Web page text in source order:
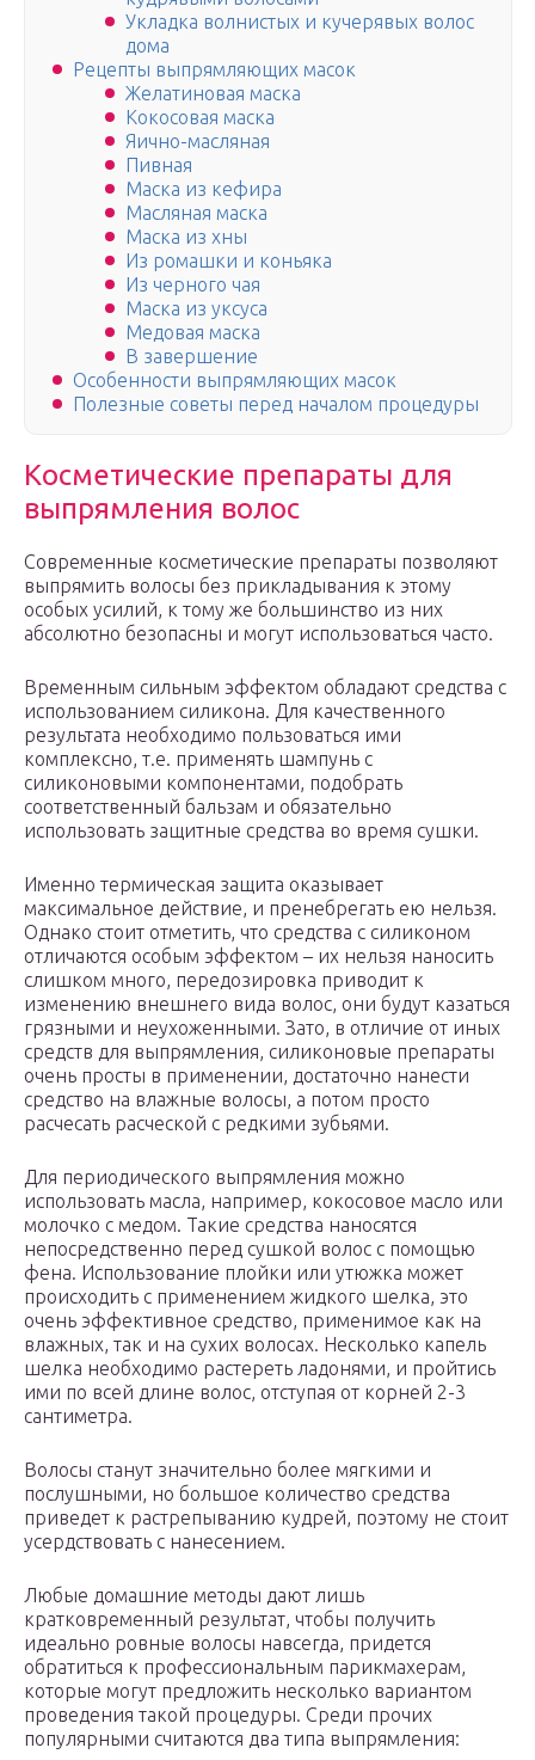
Укладка волнистых и кучерявых волос
дома
Рецепты выпрямляющих масок
Желатиновая маска
Кокосовая маска
Яично-масляная
Пивная
Маска из кефира
Масляная маска
Маска из хны
Из ромашки и коньяка
Из черного чая
Маска из уксуса
Медовая маска
В завершение
Особенности выпрямляющих масок
Полезные советы перед началом процедуры
Косметические препараты для
выпрямления волос
Современные косметические препараты позволяют
выпрямить волосы без прикладывания к этому
особых усилий, к тому же большинство из них
абсолютно безопасны и могут использоваться часто.
Временным сильным эффектом обладают средства с
использованием силикона. Для качественного
результата необходимо пользоваться ими
комплексно, т.е. применять шампунь с
силиконовыми компонентами, подобрать
соответственный бальзам и обязательно
использовать защитные средства во время сушки.
Именно термическая защита оказывает
максимальное действие, и пренебрегать ею нельзя.
Однако стоит отметить, что средства с силиконом
отличаются особым эффектом – их нельзя наносить
слишком много, передозировка приводит к
изменению внешнего вида волос, они будут казаться
грязными и неухоженными. Зато, в отличие от иных
средств для выпрямления, силиконовые препараты
очень просты в применении, достаточно нанести
средство на влажные волосы, а потом просто
расчесать расческой с редкими зубьями.
Для периодического выпрямления можно
использовать масла, например, кокосовое масло или
молочко с медом. Такие средства наносятся
непосредственно перед сушкой волос с помощью
фена. Использование плойки или утюжка может
происходить с применением жидкого шелка, это
очень эффективное средство, применимое как на
влажных, так и на сухих волосах. Несколько капель
шелка необходимо растереть ладонями, и пройтись
ими по всей длине волос, отступая от корней 2-3
сантиметра.
Волосы станут значительно более мягкими и
послушными, но большое количество средства
приведет к растрепыванию кудрей, поэтому не стоит
усердствовать с нанесением.
Любые домашние методы дают лишь
кратковременный результат, чтобы получить
идеально ровные волосы навсегда, придется
обратиться к профессиональным парикмахерам,
которые могут предложить несколько вариантом
проведения такой процедуры. Среди прочих
популярными считаются два типа выпрямления: